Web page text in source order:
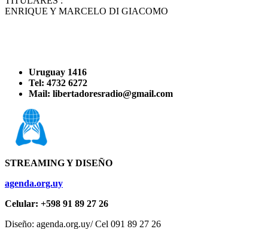
ENRIQUE Y MARCELO DI GIACOMO
Uruguay 1416
Tel: 4732 6272
Mail: libertadoresradio@gmail.com
STREAMING Y DISEÑO
agenda.org.uy
Celular: +598 91 89 27 26
Diseño: agenda.org.uy/ Cel 091 89 27 26